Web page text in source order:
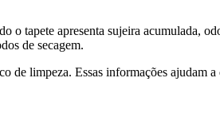
o tapete apresenta sujeira acumulada,
de secagem.
limpeza. Essas informações ajudam